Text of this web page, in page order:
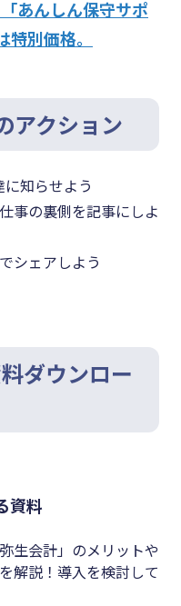
あんしん保守サポ
別価格。
アクション
知らせよう
事の裏側を記事にしよ
シェアしよう
ダウンロー
資料
生会計」のメリットや
解説！導入を検討して